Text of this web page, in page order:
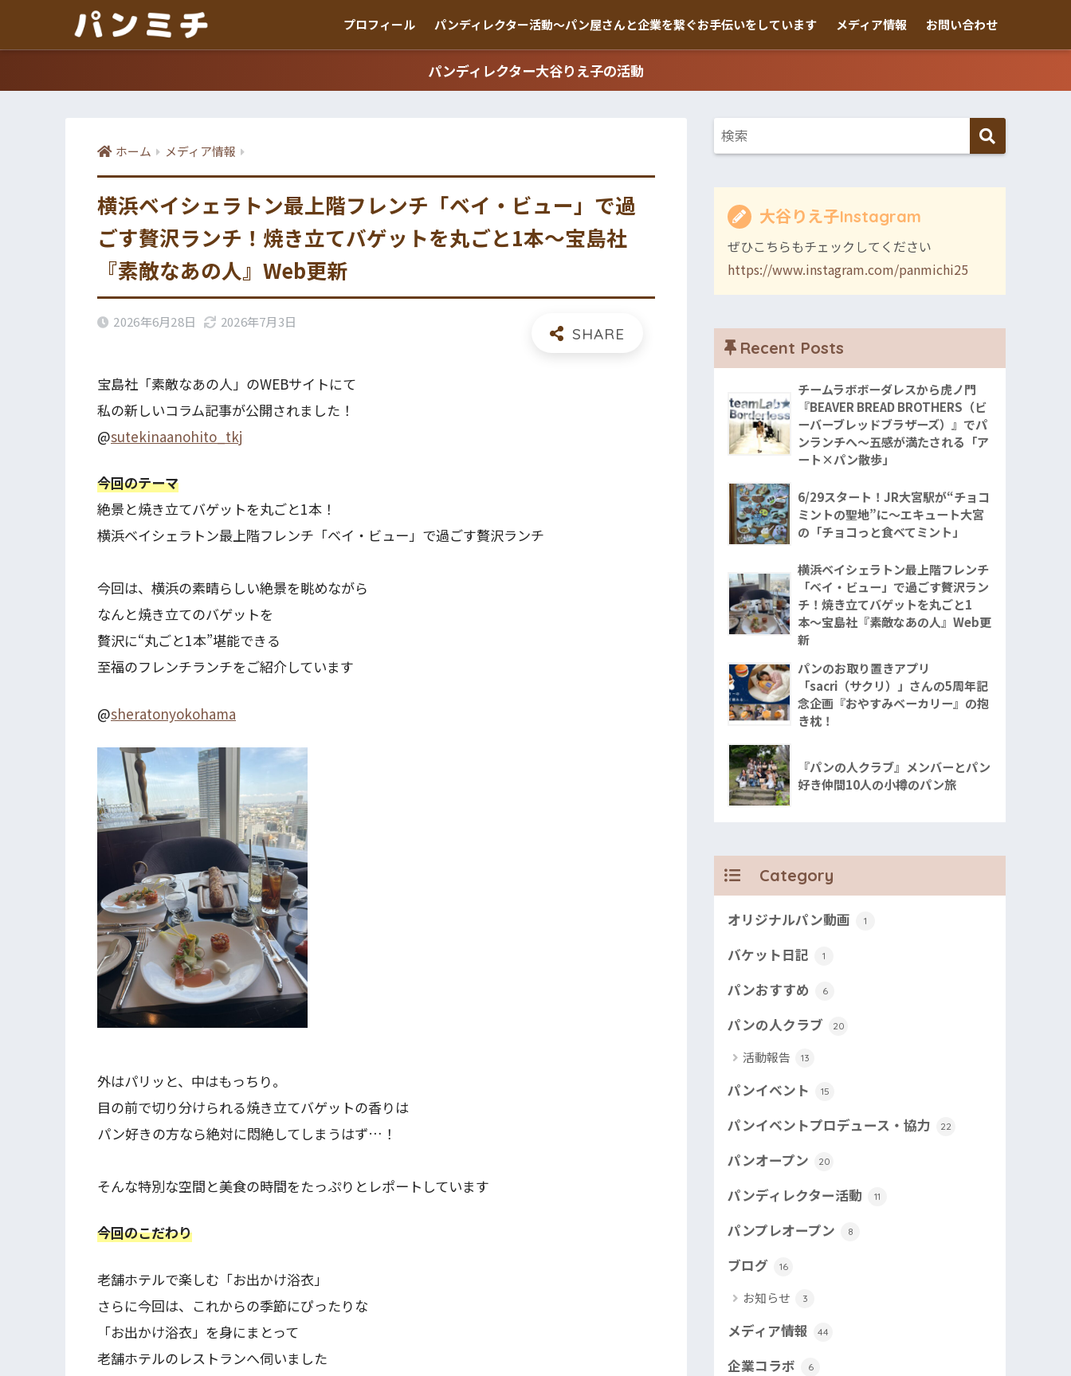
プロフィール パンディレクター活動〜パン屋さんと企業を繋ぐお手伝いをしています メディア情報 お問い合わせ
パンディレクター大谷りえ子の活動
ホーム メディア情報
横浜ベイシェラトン最上階フレンチ「ベイ・ビュー」で過
ごす贅沢ランチ！焼き立てバゲットを丸ごと1本〜宝島社
『素敵なあの人』Web更新
2026年6月28日 2026年7月3日
宝島社「素敵なあの人」のWEBサイトにて
私の新しいコラム記事が公開されました！
@sutekinaanohito_tkj
今回のテーマ
絶景と焼き立てバゲットを丸ごと1本！
横浜ベイシェラトン最上階フレンチ「ベイ・ビュー」で過ごす贅沢ランチ
今回は、横浜の素晴らしい絶景を眺めながら
なんと焼き立てのバゲットを
贅沢に“丸ごと1本”堪能できる
至福のフレンチランチをご紹介しています
@sheratonyokohama
外はパリッと、中はもっちり。
目の前で切り分けられる焼き立てバゲットの香りは
パン好きの方なら絶対に悶絶してしまうはず…！
そんな特別な空間と美食の時間をたっぷりとレポートしています
今回のこだわり
老舗ホテルで楽しむ「お出かけ浴衣」
さらに今回は、これからの季節にぴったりな
「お出かけ浴衣」を身にまとって
老舗ホテルのレストランへ伺いました
大谷りえ子Instagram
ぜひこちらもチェックしてください
https://www.instagram.com/panmichi25
Recent Posts
チームラボボーダレスから虎ノ門
『BEAVER BREAD BROTHERS（ビ
ーバーブレッドブラザーズ）』でパ
ンランチへ〜五感が満たされる「ア
ート×パン散歩」
6/29スタート！JR大宮駅が“チョコ
ミントの聖地”に〜エキュート大宮
の「チョコっと食べてミント」
横浜ベイシェラトン最上階フレンチ
「ベイ・ビュー」で過ごす贅沢ラン
チ！焼き立てバゲットを丸ごと1
本〜宝島社『素敵なあの人』Web更
新
パンのお取り置きアプリ
「sacri（サクリ）」さんの5周年記
念企画『おやすみベーカリー』の抱
き枕！
『パンの人クラブ』メンバーとパン
好き仲間10人の小樽のパン旅
Category
オリジナルパン動画 1
バケット日記 1
パンおすすめ 6
パンの人クラブ 20
活動報告 13
パンイベント 15
パンイベントプロデュース・協力 22
パンオープン 20
パンディレクター活動 11
パンプレオープン 8
ブログ 16
お知らせ 3
メディア情報 44
企業コラボ 6